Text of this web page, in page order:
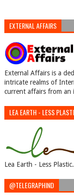
EXTERNAL AFFAIRS
External Affairs is a
intricate realms of
current affairs from an
LEA EARTH - LESS
Lea Earth - Less
@TELEGRAPHIND